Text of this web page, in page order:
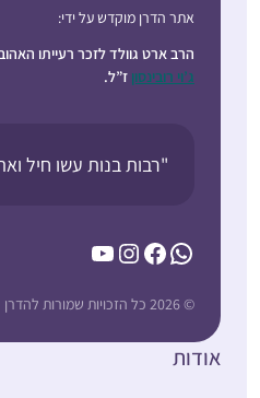
אתר הדרן מוקדש על ידי:
הרב ארט גוולד לזכר רעייתו
ג’וי רובינסון ז”ל.
"רבות בנות עשו חיל
WhatsApp
Facebook
Instagram
YouTube
© 2026 כל הזכויות שמורות להדרן
אודות